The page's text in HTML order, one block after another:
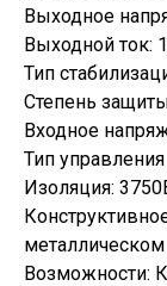
Выходное
Выходной ток:
Тип
Степень
Входное
Тип
Изоляция:
Возможности: